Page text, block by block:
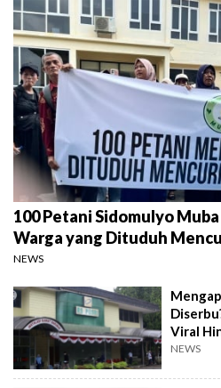
100 Petani Sidomulyo
Warga yang Dituduh
NEWS
Viral
NEWS